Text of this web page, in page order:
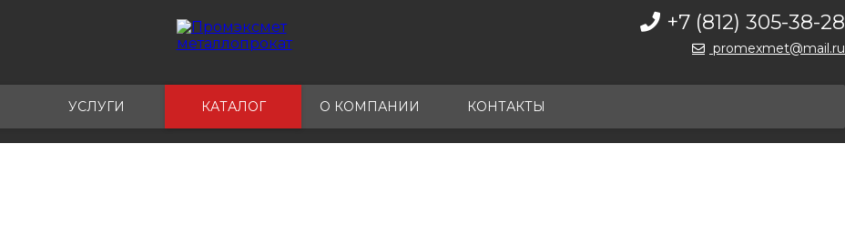
+7 (812) 305-38-28
promexmet@mail.ru
УСЛУГИ КАТАЛОГ О КОМПАНИИ КОНТАКТЫ